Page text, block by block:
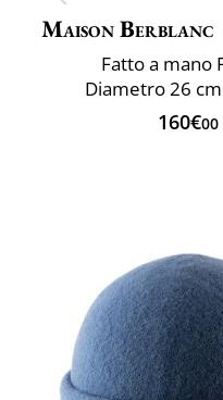
Maison Berblanc
Fatto a mano
Diametro 26
160€00